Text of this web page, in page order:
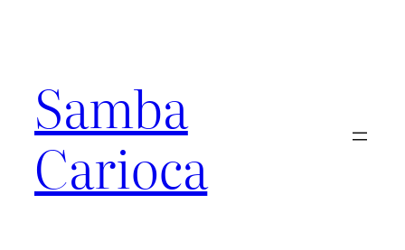
Samba
Carioca